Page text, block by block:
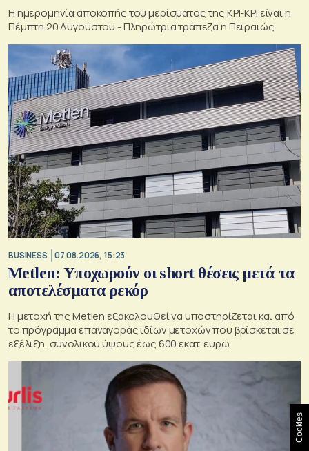
Η ημερομηνία αποκοπής του μερίσματος της ΚΡΙ-ΚΡΙ είναι η
Πέμπτη 20 Αυγούστου - Πληρώτρια τράπεζα η Πειραιώς
BUSINESS 07.08.2026, 15:23
Metlen: Υποχωρούν οι short θέσεις μετά τα
αποτελέσματα ρεκόρ
Η μετοχή της Metlen εξακολουθεί να υποστηρίζεται και από
το πρόγραμμα επαναγοράς ιδίων μετοχών που βρίσκεται σε
εξέλιξη, συνολικού ύψους έως 600 εκατ. ευρώ
Cookies